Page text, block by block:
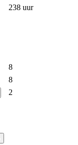
238 uur
8
8
2